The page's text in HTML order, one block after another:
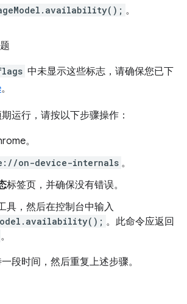
。
中未显示这些标志，请确保您已下
。
运行，请按以下步骤操作：
。
on-device-internals 。
标签页，并确保没有错误。
具，然后在控制台中输入
。此命令应返回
。
段时间，然后重复上述步骤。